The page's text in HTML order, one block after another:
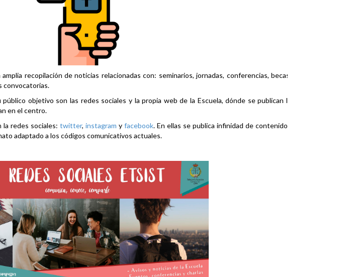
recopilación de noticias relacionadas con: seminarios, jornadas, conferencias, becas,
convocatorias.
objetivo son las redes sociales y la propia web de la Escuela, dónde se publican la
en el centro.
redes sociales: twitter, instagram y facebook. En ellas se publica infinidad de contenidos
adaptado a los códigos comunicativos actuales.